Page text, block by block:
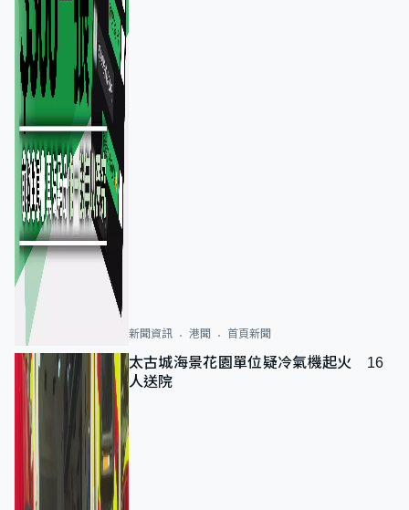
新聞資訊 港聞 首頁新聞
太古城海景花園單位疑冷氣機起火 16
人送院